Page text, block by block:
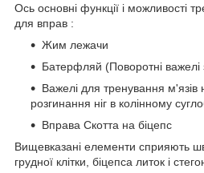
Ось основні функції і можливості
для вправ :
Жим лежачи
Батерфляй (Поворотні важелі
Важелі для тренування м'язів
розгинання ніг в колінному
Вправа Скотта на біцепс
Вищевказані елементи сприяють
грудної клітки, біцепса литок і